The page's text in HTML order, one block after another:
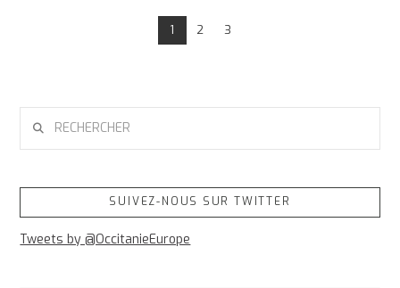
1 2 3
SUIVEZ-NOUS SUR TWITTER
Tweets by @OccitanieEurope